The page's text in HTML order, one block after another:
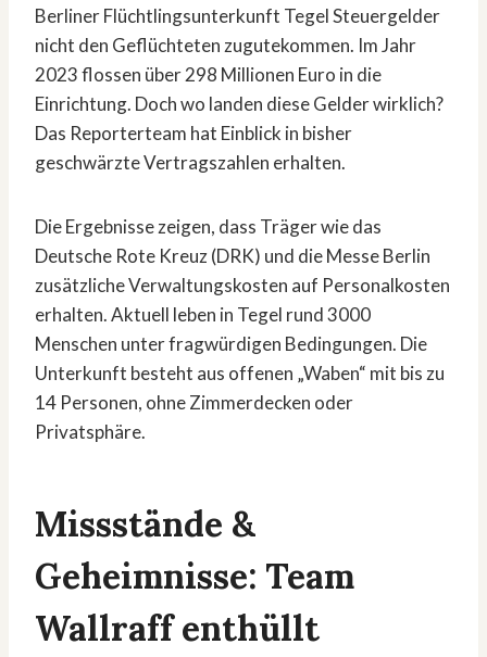
Berliner Flüchtlingsunterkunft Tegel Steuergelder
nicht den Geflüchteten zugutekommen. Im Jahr
2023 flossen über 298 Millionen Euro in die
Einrichtung. Doch wo landen diese Gelder wirklich?
Das Reporterteam hat Einblick in bisher
geschwärzte Vertragszahlen erhalten.
Die Ergebnisse zeigen, dass Träger wie das
Deutsche Rote Kreuz (DRK) und die Messe Berlin
zusätzliche Verwaltungskosten auf Personalkosten
erhalten. Aktuell leben in Tegel rund 3000
Menschen unter fragwürdigen Bedingungen. Die
Unterkunft besteht aus offenen „Waben“ mit bis zu
14 Personen, ohne Zimmerdecken oder
Privatsphäre.
Missstände &
Geheimnisse: Team
Wallraff enthüllt